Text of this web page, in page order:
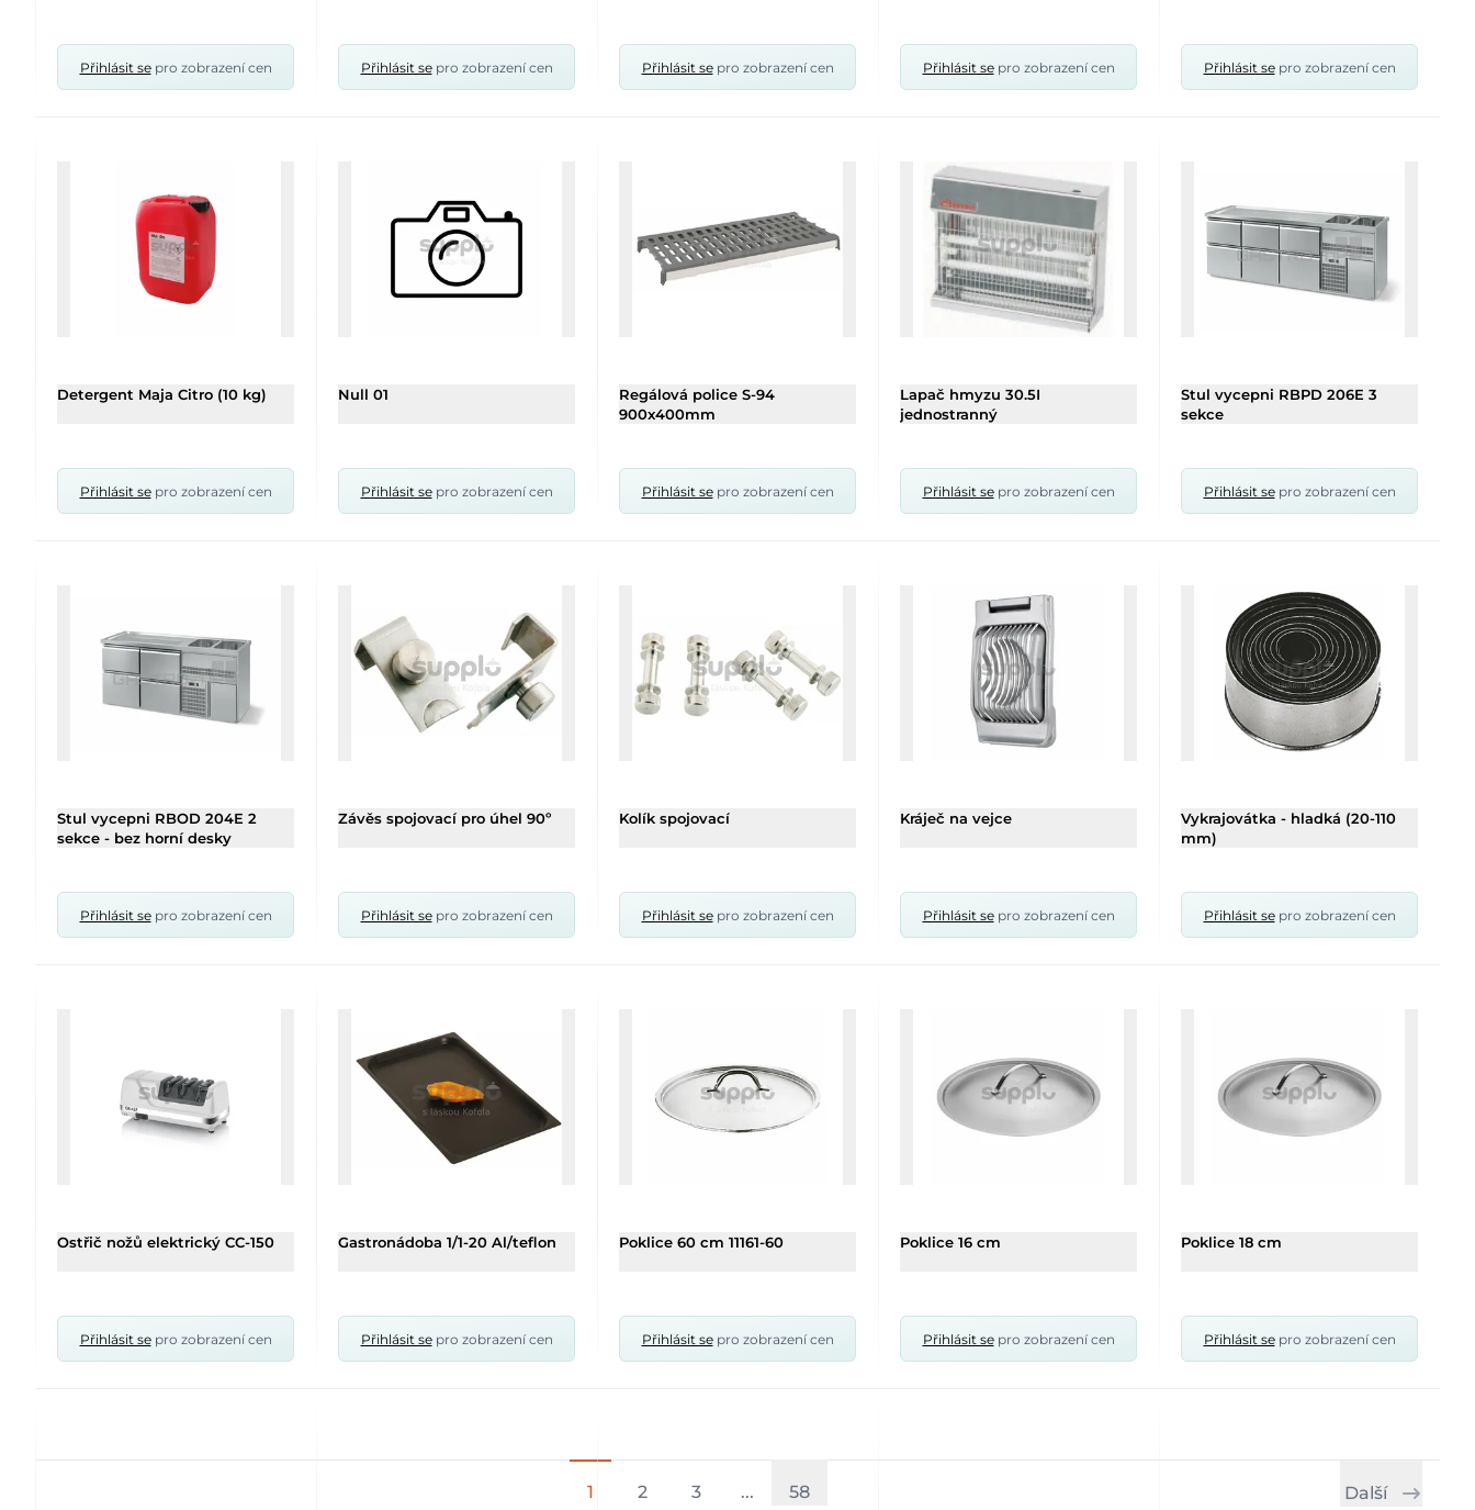
Přihlásit sepro zobrazení cen Přihlásit sepro zobrazení cen Přihlásit sepro zobrazení cen Přihlásit sepro zobrazení cen Přihlásit sepro zobrazení cen
Detergent Maja Citro (10 kg)
Přihlásit sepro zobrazení cen
Null 01
Přihlásit sepro zobrazení cen
Regálová police S-94
900x400mm
Přihlásit sepro zobrazení cen
Lapač hmyzu 30.5I
jednostranný
Přihlásit sepro zobrazení cen
Stul vycepni RBPD 206E 3
sekce
Přihlásit sepro zobrazení cen
Stul vycepni RBOD 204E 2
sekce - bez horní desky
Přihlásit sepro zobrazení cen
Závěs spojovací pro úhel 90º
Přihlásit sepro zobrazení cen
Kolík spojovací
Přihlásit sepro zobrazení cen
Kráječ na vejce
Přihlásit sepro zobrazení cen
Vykrajovátka - hladká (20-110
mm)
Přihlásit sepro zobrazení cen
Ostřič nožů elektrický CC-150
Přihlásit sepro zobrazení cen
Gastronádoba 1/1-20 Al/teflon
Přihlásit sepro zobrazení cen
Poklice 60 cm 11161-60
Přihlásit sepro zobrazení cen
Poklice 16 cm
Přihlásit sepro zobrazení cen
Poklice 18 cm
Přihlásit sepro zobrazení cen
1 2 3 ... 58 Další